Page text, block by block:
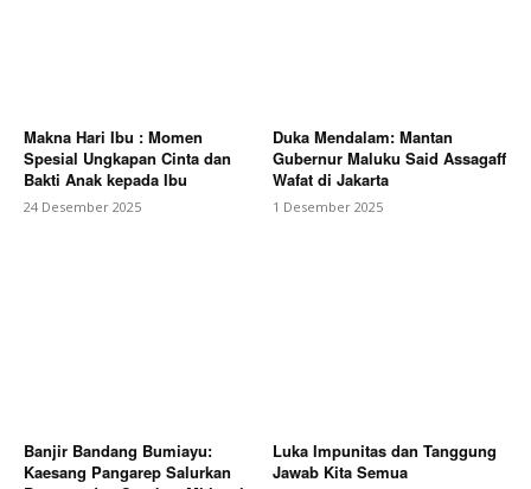
Makna Hari Ibu : Momen
Spesial Ungkapan Cinta dan
Bakti Anak kepada Ibu
24 Desember 2025
Duka Mendalam: Mantan
Gubernur Maluku Said Assagaff
Wafat di Jakarta
1 Desember 2025
Banjir Bandang Bumiayu:
Kaesang Pangarep Salurkan
Luka Impunitas dan Tanggung
Jawab Kita Semua